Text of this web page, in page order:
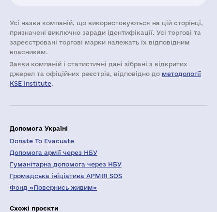
Усі назви компаній, що використовуються на цій сторінці,
призначені виключно заради ідентифікації. Усі торгові та
зареєстровані торгові марки належать їх відповідним
власникам.
Заяви компаній i статистичні дані зібрані з відкритих
джерел та офіційних реєстрів, відповідно до методології
KSE Institute.
Допомога Україні
Donate To Evacuate
Допомога армії через НБУ
Гуманітарна допомога через НБУ
Громадська ініціатива АРМІЯ SOS
Фонд «Повернись живим»
Схожі проєкти